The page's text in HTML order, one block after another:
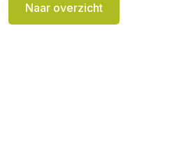
Naar overzicht